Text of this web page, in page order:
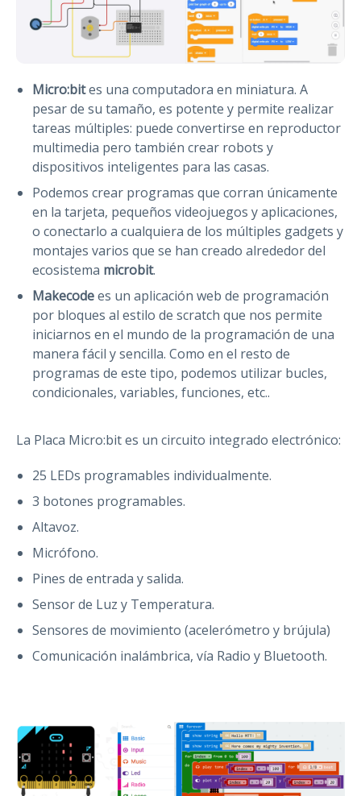
Micro:bites una computadora en miniatura. A
pesar de su tamaño, es potente y permite realizar
tareas múltiples: puede convertirse en reproductor
multimedia pero también crear robots y
dispositivos inteligentes para las casas.
Podemos crear programas que corran únicamente
en la tarjeta, pequeños videojuegos y aplicaciones,
o conectarlo a cualquiera de los múltiples gadgets y
montajes varios que se han creado alrededor del
ecosistema microbit.
Makecodees un aplicación web de programación
por bloques al estilo de scratch que nos permite
iniciarnos en el mundo de la programación de una
manera fácil y sencilla. Como en el resto de
programas de este tipo, podemos utilizar bucles,
condicionales, variables, funciones, etc..
La Placa Micro:bit es un circuito integrado electrónico:
25 LEDs programables individualmente.
3 botones programables.
Altavoz.
Micrófono.
Pines de entrada y salida.
Sensor de Luz y Temperatura.
Sensores de movimiento (acelerómetro y brújula)
Comunicación inalámbrica, vía Radio y Bluetooth.